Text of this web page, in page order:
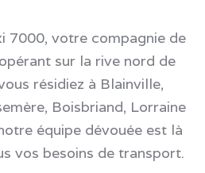
7000, votre compagnie de
sur la rive nord de
résidiez à Blainville,
Boisbriand, Lorraine
équipe dévouée est là
vos besoins de transport.